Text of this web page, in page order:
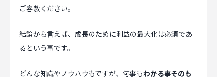
ご容赦ください。
結論から言えば、成長のために利益の最大化は必須であ
るという事です。
どんな知識やノウハウもですが、何事もわかる事そのも